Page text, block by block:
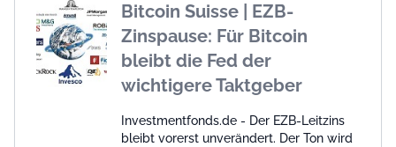
Bitcoin Suisse | EZB-
Zinspause: Für Bitcoin
bleibt die Fed der
wichtigere Taktgeber
Investmentfonds.de - Der EZB-Leitzins
bleibt vorerst unverändert. Der Ton wird